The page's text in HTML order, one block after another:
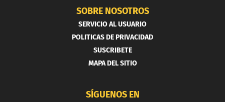
SOBRE NOSOTROS
SERVICIO AL USUARIO
POLITICAS DE PRIVACIDAD
SUSCRIBETE
MAPA DEL SITIO
SÍGUENOS EN